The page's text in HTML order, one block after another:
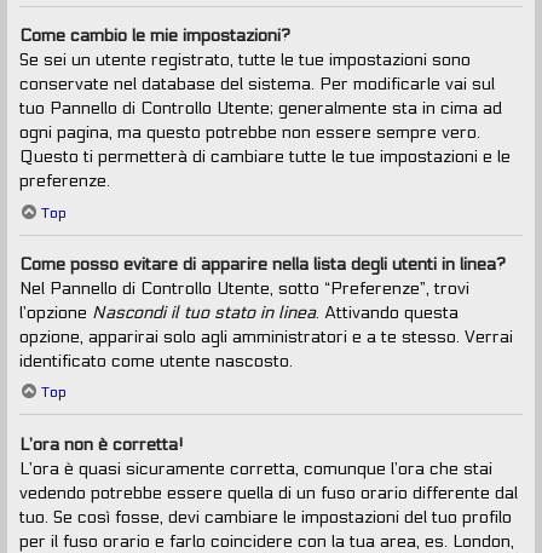
Come cambio le mie impostazioni?
Se sei un utente registrato, tutte le tue impostazioni sono
conservate nel database del sistema. Per modificarle vai sul
tuo Pannello di Controllo Utente; generalmente sta in cima ad
ogni pagina, ma questo potrebbe non essere sempre vero.
Questo ti permetterà di cambiare tutte le tue impostazioni e le
preferenze.
Top
Come posso evitare di apparire nella lista degli utenti in linea?
Nel Pannello di Controllo Utente, sotto “Preferenze”, trovi
l’opzione Nascondi il tuo stato in linea. Attivando questa
opzione, apparirai solo agli amministratori e a te stesso. Verrai
identificato come utente nascosto.
Top
L’ora non è corretta!
L’ora è quasi sicuramente corretta, comunque l’ora che stai
vedendo potrebbe essere quella di un fuso orario differente dal
tuo. Se così fosse, devi cambiare le impostazioni del tuo profilo
per il fuso orario e farlo coincidere con la tua area, es. London,